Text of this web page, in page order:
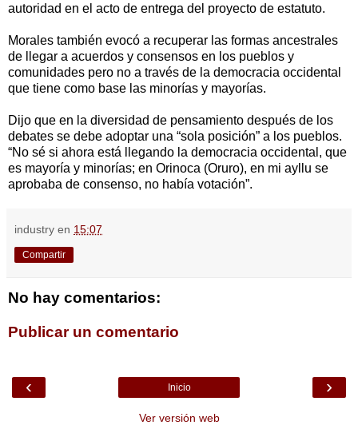
autoridad en el acto de entrega del proyecto de estatuto.
Morales también evocó a recuperar las formas ancestrales
de llegar a acuerdos y consensos en los pueblos y
comunidades pero no a través de la democracia occidental
que tiene como base las minorías y mayorías.
Dijo que en la diversidad de pensamiento después de los
debates se debe adoptar una “sola posición” a los pueblos.
“No sé si ahora está llegando la democracia occidental, que
es mayoría y minorías; en Orinoca (Oruro), en mi ayllu se
aprobaba de consenso, no había votación”.
industry en 15:07
Compartir
No hay comentarios:
Publicar un comentario
‹ ›
Inicio
Ver versión web